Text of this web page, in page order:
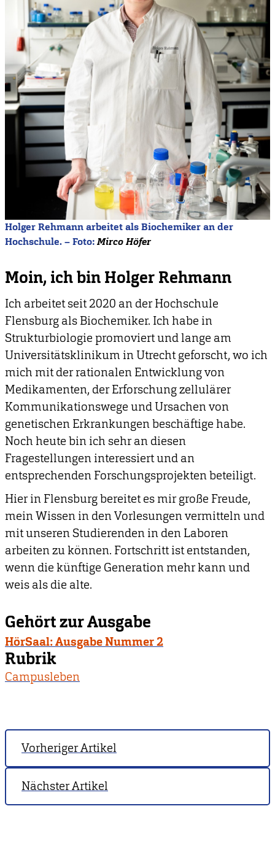
Holger Rehmann arbeitet als Biochemiker an der
Hochschule. – Foto:Mirco Höfer
Moin, ich bin Holger Rehmann
Ich arbeitet seit 2020 an der Hochschule
Flensburg als Biochemiker. Ich habe in
Strukturbiologie promoviert und lange am
Universitätsklinikum in Utrecht geforscht, wo ich
mich mit der rationalen Entwicklung von
Medikamenten, der Erforschung zellulärer
Kommunikationswege und Ursachen von
genetischen Erkrankungen beschäftige habe.
Noch heute bin ich sehr an diesen
Fragestellungen interessiert und an
entsprechenden Forschungsprojekten beteiligt.
Hier in Flensburg bereitet es mir große Freude,
mein Wissen in den Vorlesungen vermitteln und
mit unseren Studierenden in den Laboren
arbeiten zu können. Fortschritt ist entstanden,
wenn die künftige Generation mehr kann und
weis als die alte.
Gehört zur Ausgabe
HörSaal: Ausgabe Nummer 2
Rubrik
Campusleben
Vorheriger Artikel
Nächster Artikel